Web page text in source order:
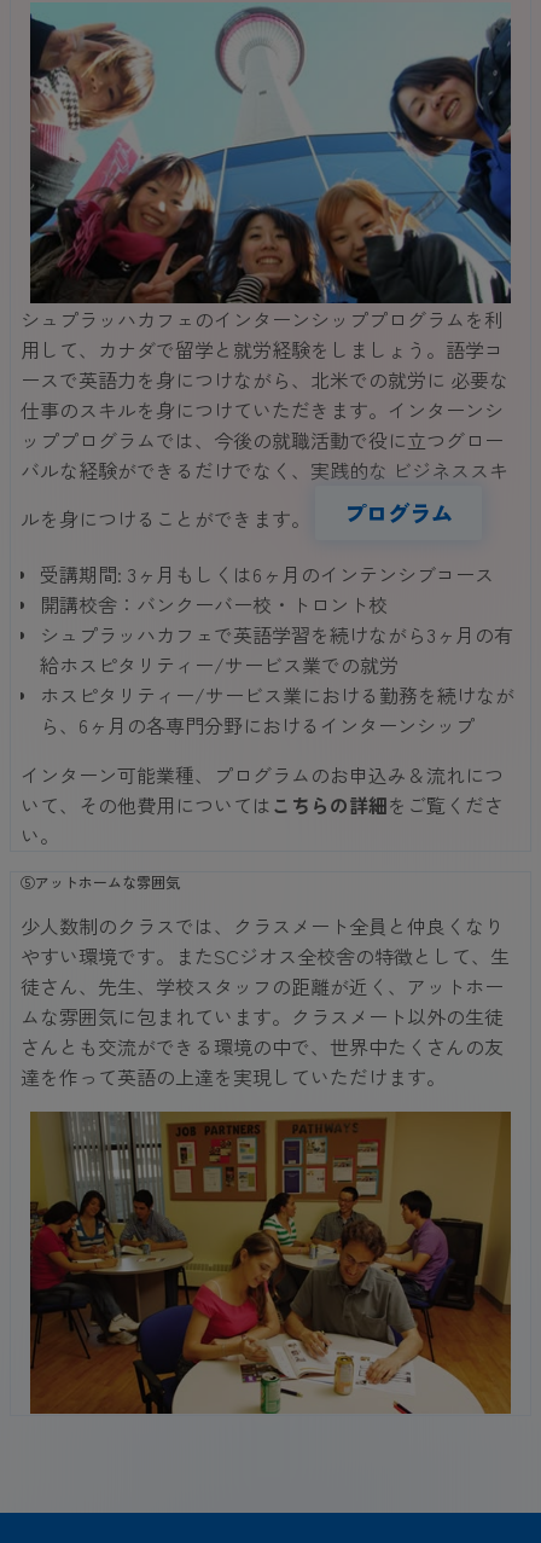
シュプラッハカフェのインターンシッププログラムを利
用して、カナダで留学と就労経験をしましょう。語学コ
ースで英語力を身につけながら、北米での就労に 必要な
仕事のスキルを身につけていただきます。インターンシ
ッププログラムでは、今後の就職活動で役に立つグロー
バルな経験ができるだけでなく、実践的な ビジネススキ
ルを身につけることができます。
プログラム
受講期間: 3ヶ月もしくは6ヶ月のインテンシブコース
開講校舎：バンクーバー校・トロント校
シュプラッハカフェで英語学習を続けながら3ヶ月の有
給ホスピタリティー/サービス業での就労
ホスピタリティー/サービス業における勤務を続けなが
ら、6ヶ月の各専門分野におけるインターンシップ
インターン可能業種、プログラムのお申込み＆流れにつ
いて、その他費用についてはこちらの詳細をご覧くださ
い。
⑤アットホームな雰囲気
少人数制のクラスでは、クラスメート全員と仲良くなり
やすい環境です。またSCジオス全校舎の特徴として、生
徒さん、先生、学校スタッフの距離が近く、アットホー
ムな雰囲気に包まれています。クラスメート以外の生徒
さんとも交流ができる環境の中で、世界中たくさんの友
達を作って英語の上達を実現していただけます。